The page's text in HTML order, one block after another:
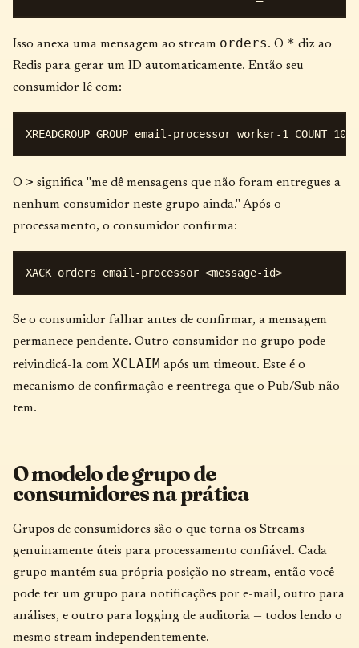
Isso anexa uma mensagem ao stream orders. O * diz ao
Redis para gerar um ID automaticamente. Então seu
consumidor lê com:
O > significa "me dê mensagens que não foram entregues a
nenhum consumidor neste grupo ainda." Após o
processamento, o consumidor confirma:
Se o consumidor falhar antes de confirmar, a mensagem
permanece pendente. Outro consumidor no grupo pode
reivindicá-la com XCLAIM após um timeout. Este é o
mecanismo de confirmação e reentrega que o Pub/Sub não
tem.
O modelo de grupo de
consumidores na prática
Grupos de consumidores são o que torna os Streams
genuinamente úteis para processamento confiável. Cada
grupo mantém sua própria posição no stream, então você
pode ter um grupo para notificações por e-mail, outro para
análises, e outro para logging de auditoria — todos lendo o
mesmo stream independentemente.